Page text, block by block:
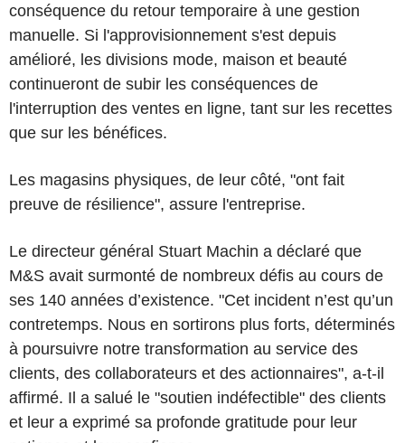
conséquence du retour temporaire à une gestion
manuelle. Si l'approvisionnement s'est depuis
amélioré, les divisions mode, maison et beauté
continueront de subir les conséquences de
l'interruption des ventes en ligne, tant sur les recettes
que sur les bénéfices.
Les magasins physiques, de leur côté, "ont fait
preuve de résilience", assure l'entreprise.
Le directeur général Stuart Machin a déclaré que
M&S avait surmonté de nombreux défis au cours de
ses 140 années d’existence. "Cet incident n’est qu’un
contretemps. Nous en sortirons plus forts, déterminés
à poursuivre notre transformation au service des
clients, des collaborateurs et des actionnaires", a-t-il
affirmé. Il a salué le "soutien indéfectible" des clients
et leur a exprimé sa profonde gratitude pour leur